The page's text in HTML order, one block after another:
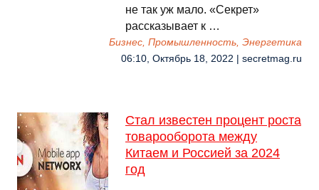
не так уж мало. «Секрет»
рассказывает к …
Бизнес, Промышленность, Энергетика
06:10, Октябрь 18, 2022 | secretmag.ru
Стал известен процент роста
товарооборота между
Китаем и Россией за 2024
год